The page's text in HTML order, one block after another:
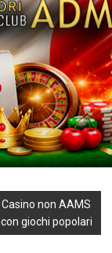
Casino non AAMS
con giochi popolari